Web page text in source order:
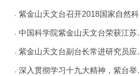
紫金山天文台召开2018国家自然科学基金申请动员会暨2017年十大天文进展候选项目评选会
中国科学院紫金山天文台荣获江苏省档案工作先进集体荣誉称号
紫金山天文台副台长常进研究员应邀为南京师范大学师生做报告
深入贯彻学习十九大精神，紫台举办2017年度科研团组、野外台站负责人及引进人才培训会